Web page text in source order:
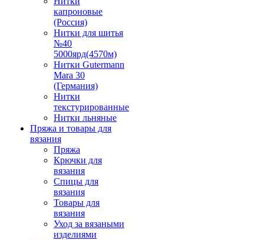
капроновые
(Россия)
Нитки для шитья
№40
5000ярд(4570м)
Нитки Gutermann
Mara 30
(Германия)
Нитки
текстурированные
Нитки льняные
Пряжа и товары для
вязания
Пряжа
Крючки для
вязания
Спицы для
вязания
Товары для
вязания
Уход за вязаными
изделиями